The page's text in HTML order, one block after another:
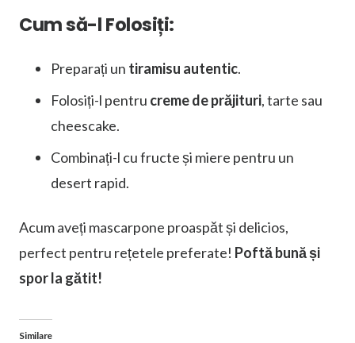
Cum să-l Folosiți:
Preparați un tiramisu autentic.
Folosiți-l pentru creme de prăjituri, tarte sau
cheescake.
Combinați-l cu fructe și miere pentru un
desert rapid.
Acum aveți mascarpone proaspăt și delicios,
perfect pentru rețetele preferate! Poftă bună și
spor la gătit!
Similare